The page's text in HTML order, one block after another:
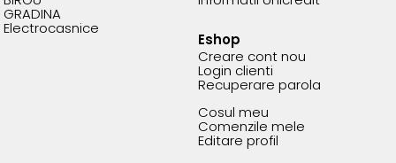
GRADINA
Electrocasnice
Eshop
Creare cont nou
Login clienti
Recuperare parola
Cosul meu
Comenzile mele
Editare profil